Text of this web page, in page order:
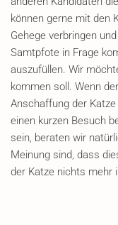
können gerne mit den
Gehege verbringen
Samtpfote in Frage
auszufüllen. Wir
kommen soll. Wenn
Anschaffung der
einen kurzen Besuch
sein, beraten wir
Meinung sind, dass
der Katze nichts mehr